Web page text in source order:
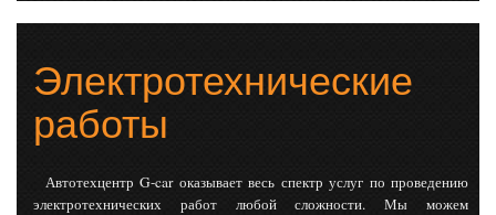
Электротехнические
работы
Автотехцентр G-car оказывает весь спектр услуг по проведению
электротехнических работ любой сложности. Мы можем